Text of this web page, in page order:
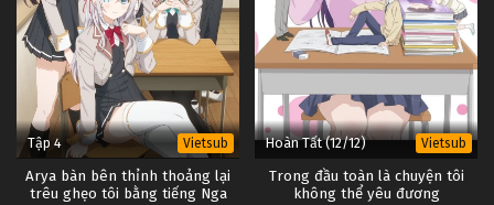
Tập 4 Vietsub
Arya bàn bên thỉnh thoảng lại
trêu ghẹo tôi bằng tiếng Nga
Hoàn Tất (12/12) Vietsub
Trong đầu toàn là chuyện tôi
không thể yêu đương